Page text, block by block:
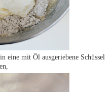
eine mit Öl ausgeriebene Schüssel